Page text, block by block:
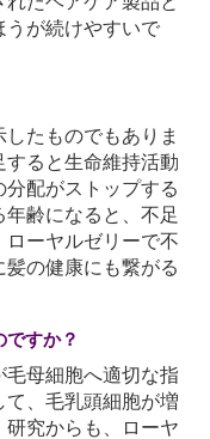
うが続けやすいで
たものでもありま
ると生命維持活動
配がストップする
齢になると、不足
ローヤルゼリーで不
の健康にも繋がる
すか？
母細胞へ適切な指
、毛乳頭細胞が増
研究からも、ローヤ